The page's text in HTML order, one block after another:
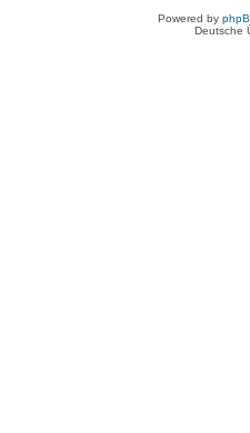
Powered by
Deutsche